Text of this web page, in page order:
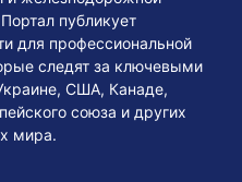
публикует
для профессиональной
следят за ключевыми
США, Канаде,
союза и других
мира.